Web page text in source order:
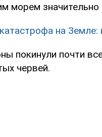
морем
на
покинули почти
червей.